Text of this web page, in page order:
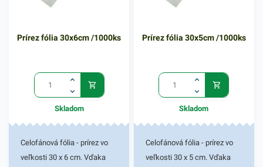
Prírez fólia 30x6cm /1000ks
Skladom
Celofánová fólia - prírez vo
veľkosti 30 x 6 cm. Vďaka
Prírez fólia 30x5cm /1000ks
Skladom
Celofánová fólia - prírez vo
veľkosti 30 x 5 cm. Vďaka